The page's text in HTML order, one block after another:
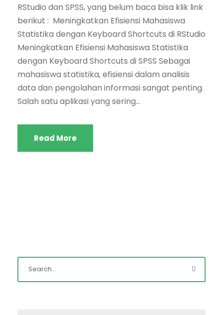
RStudio dan SPSS, yang belum baca bisa klik link
berikut : Meningkatkan Efisiensi Mahasiswa
Statistika dengan Keyboard Shortcuts di RStudio
Meningkatkan Efisiensi Mahasiswa Statistika
dengan Keyboard Shortcuts di SPSS Sebagai
mahasiswa statistika, efisiensi dalam analisis
data dan pengolahan informasi sangat penting.
Salah satu aplikasi yang sering...
Read More